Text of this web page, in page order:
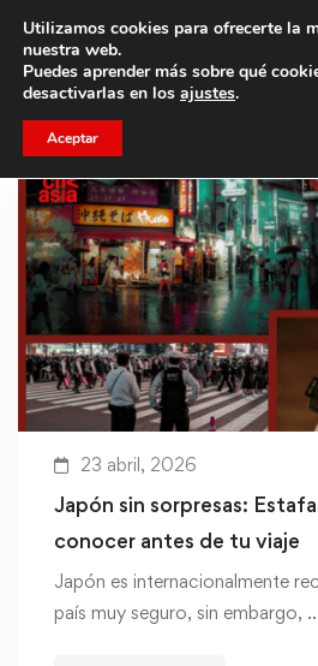
Trae a un amigo y llevaos un
23 abril, 2026
Japón sin sorpresas:
conocer antes de tu viaje
Japón es internacionalmente
país muy seguro, sin embargo,
Utilizamos cookies para ofrecerte la
nuestra web.
Puedes aprender más sobre qué
desactivarlas en los ajustes.
Aceptar